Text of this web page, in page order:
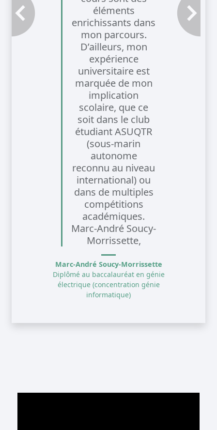
éléments
enrichissants dans
mon parcours.
D’ailleurs, mon
expérience
universitaire est
marquée de mon
implication
scolaire, que ce
soit dans le club
étudiant ASUQTR
(sous-marin
autonome
reconnu au niveau
international) ou
dans de multiples
compétitions
académiques.
Marc-André Soucy-
Morrissette,
Marc-André Soucy-Morrissette
Diplômé au baccalauréat en génie
électrique (concentration génie
informatique)
Témoignage précédent